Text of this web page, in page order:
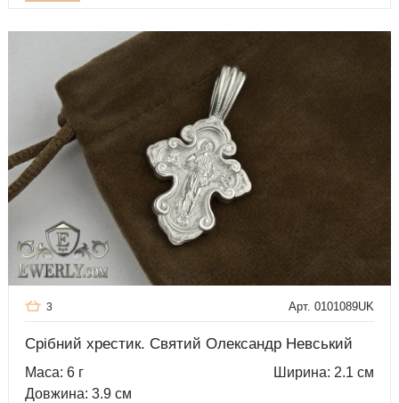
Арт. 0101089UK
3
Срібний хрестик. Святий Олександр Невський
Маса: 6 г
Ширина: 2.1 см
Довжина: 3.9 см